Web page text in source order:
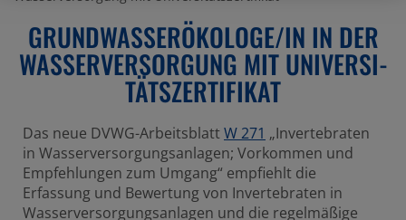
GRUND­WAS­SER­ÖKO­LOGE/IN IN DER
WASSER­VER­SOR­GUNG MIT UNIVER­SI­
TÄTS­ZER­TI­FIKAT
Das neue DVWG-ArbeitsblattW 271 „Invertebraten
in Wasserversorgungsanlagen; Vorkommen und
Empfehlungen zum Umgang“ empfiehlt die
Erfassung und Bewertung von Invertebraten in
Wasserversorgungsanlagen und die regelmäßige